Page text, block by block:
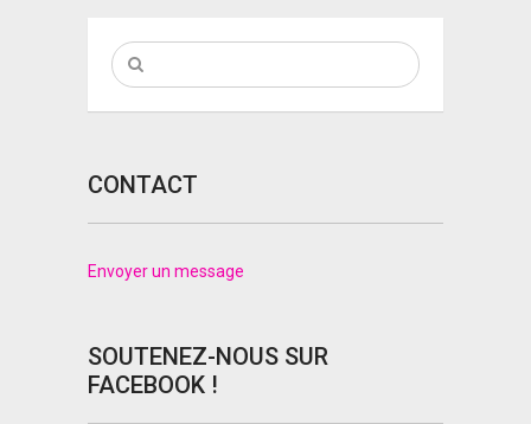
CONTACT
Envoyer un message
SOUTENEZ-NOUS SUR
FACEBOOK !